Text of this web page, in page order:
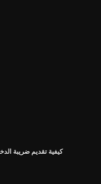
كيفية تقديم ضريبة